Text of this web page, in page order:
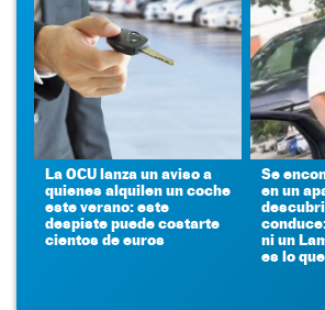
La OCU lanza un aviso a
quienes alquilen un coche
este verano: este
despiste puede costarte
cientos de euros
Se
en un
ni un
es lo